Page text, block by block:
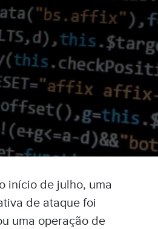
início de julho, uma
de ataque foi
uma operação de